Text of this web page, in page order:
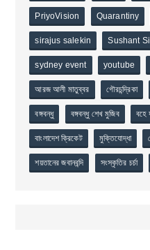
PriyoVision Quarantiny
sirajus salekin Sushant
sydney event youtube
আরজ আলী মাতুব্বর গৌরচন্দ্রিকা
বঙ্গবন্ধু বঙ্গবন্ধু শেখ মুজিব বহে
বাংলাদেশ ক্রিকেট মুক্তিযোদ্ধা
শয়তানের জবানবন্দি সংস্কৃতির চর্চা